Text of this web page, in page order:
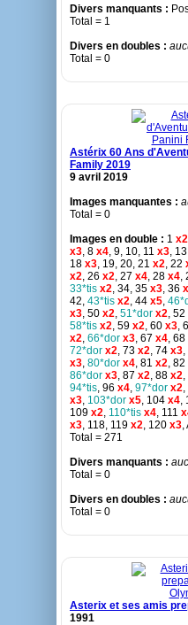
Divers manquants :
Total = 1
Divers en doubles :
Total = 0
Astérix 60 Ans
Family 2019
9 avril 2019
Images manquantes :
Total = 0
Images en double : 1 x2
x3, 8 x4, 9, 10, 11 x3, 13
18 x3, 19, 20, 21 x2, 22
x2, 26 x2, 27 x4, 28 x4,
33*tis x2, 34, 35 x3, 36
42, 43*tis x2, 44 x5,
x3, 50 x2, 51*dor x2, 52
58*tis x2, 59 x2, 60 x3,
x2, 66*dor x3, 67 x4, 68
72*dor x2, 73 x2, 74 x3
x3, 80*dor x4, 81 x2, 82
86*dor x3, 87 x2, 88 x2
94*tis, 96 x4, 97*dor x2
x3, 103*dor x5, 104 x4,
109 x2, 110*tis x4, 111
x3, 118, 119 x2, 120 x3,
Total = 271
Divers manquants :
Total = 0
Divers en doubles :
Total = 0
Asterix et ses amis
1991